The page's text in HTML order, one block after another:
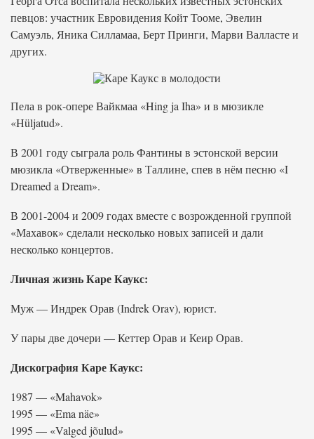
певцов: участник Евровидения Койт Тооме, Эвелин
Самуэль, Яника Силламаа, Берт Принги, Марви Валласте и
других.
Пела в рок-опере Вайкмаа «Hing ja Iha» и в мюзикле
«Hüljatud».
В 2001 году сыграла роль Фантины в эстонской версии
мюзикла «Отверженные» в Таллине, спев в нём песню «I
Dreamed a Dream».
В 2001-2004 и 2009 годах вместе с возрожденной группой
«Махавок» сделали несколько новых записей и дали
несколько концертов.
Личная жизнь Каре Каукс:
Муж — Индрек Орав (Indrek Orav), юрист.
У пары две дочери — Кеттер Орав и Кеир Орав.
Дискография Каре Каукс:
1987 — «Mahavok»
1995 — «Ema näe»
1995 — «Valged jõulud»